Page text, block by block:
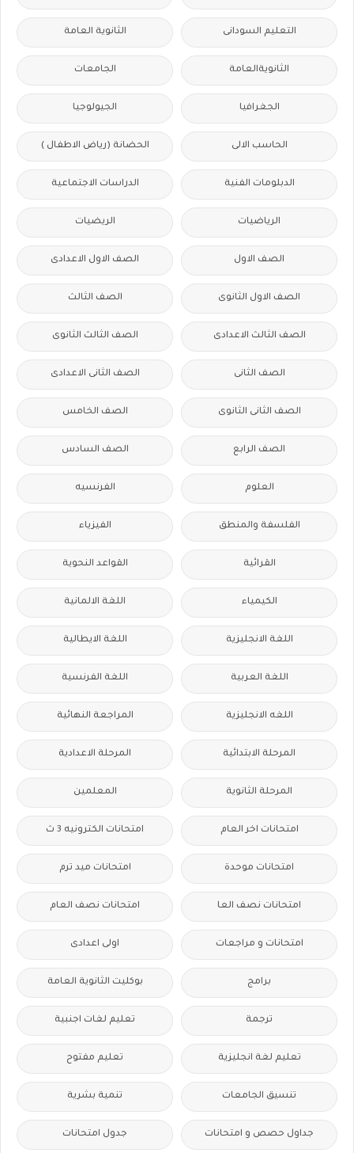
التعليم السودانى الثانوية العامة
الثانويةالعامة الجامعات
الجغرافيا الجيولوجيا
الحاسب الالى الحضانة (رياض الاطفال )
الدبلومات الفنية الدراسات الاجتماعية
الرياضيات الريضيات
الصف الاول الصف الاول الاعدادى
الصف الاول الثانوى الصف الثالث
الصف الثالث الاعدادى الصف الثالث الثانوى
الصف الثانى الصف الثانى الاعدادى
الصف الثانى الثانوى الصف الخامس
الصف الرابع الصف السادس
العلوم الفرنسيه
الفلسفة والمنطق الفيزياء
القرائية القواعد النحوية
الكيمياء اللغة الالمانية
اللغة الانجليزية اللغة الايطالية
اللغة العربية اللغة الفرنسية
اللغه الانجليزية المراجعة النهائية
المرحلة الابتدائية المرحلة الاعدادية
المرحلة الثانوية المعلمين
امتحانات اخر العام امتحانات الكترونيه 3 ث
امتحانات موحدة امتحانات ميد ترم
امتحانات نصف العا امتحانات نصف العام
امتحانات و مراجعات اولى اعدادى
برامج بوكليت الثانوية العامة
ترجمة تعليم لغات اجنبية
تعليم لغة انجليزية تعليم مفتوح
تنسيق الجامعات تنمية بشرية
جداول حصص و امتحانات جدول امتحانات